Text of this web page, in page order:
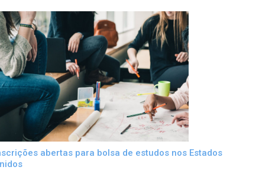
abertas para bolsa de estudos nos Estados